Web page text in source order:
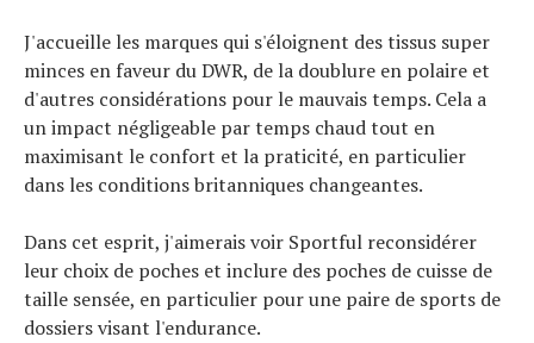
J'accueille les marques qui s'éloignent des tissus super
minces en faveur du DWR, de la doublure en polaire et
d'autres considérations pour le mauvais temps. Cela a
un impact négligeable par temps chaud tout en
maximisant le confort et la praticité, en particulier
dans les conditions britanniques changeantes.
Dans cet esprit, j'aimerais voir Sportful reconsidérer
leur choix de poches et inclure des poches de cuisse de
taille sensée, en particulier pour une paire de sports de
dossiers visant l'endurance.